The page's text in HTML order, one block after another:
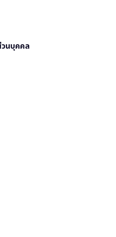
นบุคคล